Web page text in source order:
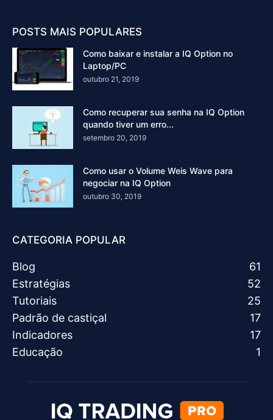
POSTS MAIS POPULARES
Como baixar e instalar a IQ Option no
Laptop/PC
outubro 21, 2019
Como recuperar sua senha na IQ Option
quando tiver um erro...
setembro 20, 2019
Como usar o Volume Weis Wave para
negociar na IQ Option
outubro 30, 2019
CATEGORIA POPULAR
Blog
61
Estratégias
52
Tutoriais
25
Padrão de castiçal
17
Indicadores
17
Educação
1